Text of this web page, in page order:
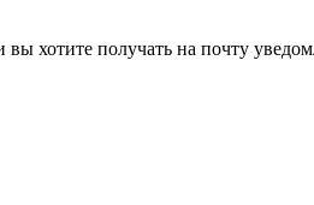
вы хотите получать на почту